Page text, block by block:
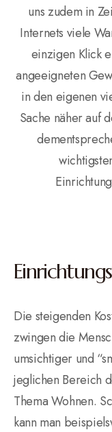
uns zudem in
Internets viele
einzigen Klick
angeeigneten
in den eigenen
Sache näher auf
Die steigenden
zwingen die
umsichtiger und
jeglichen Bereich
Thema Wohnen.
kann man